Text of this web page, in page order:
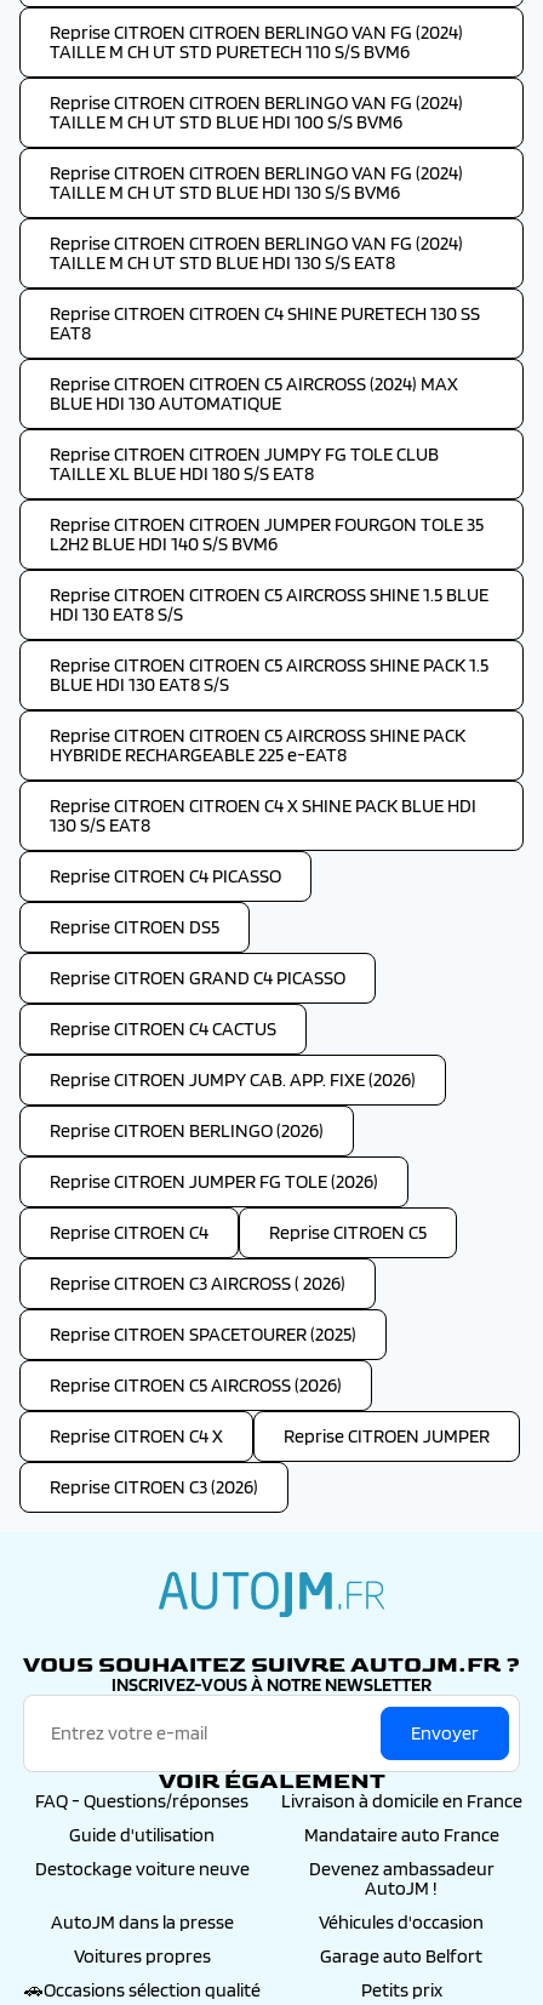
Reprise CITROEN CITROEN BERLINGO VAN FG (2024)
TAILLE M CH UT STD PURETECH 110 S/S BVM6
Reprise CITROEN CITROEN BERLINGO VAN FG (2024)
TAILLE M CH UT STD BLUE HDI 100 S/S BVM6
Reprise CITROEN CITROEN BERLINGO VAN FG (2024)
TAILLE M CH UT STD BLUE HDI 130 S/S BVM6
Reprise CITROEN CITROEN BERLINGO VAN FG (2024)
TAILLE M CH UT STD BLUE HDI 130 S/S EAT8
Reprise CITROEN CITROEN C4 SHINE PURETECH 130 SS
EAT8
Reprise CITROEN CITROEN C5 AIRCROSS (2024) MAX
BLUE HDI 130 AUTOMATIQUE
Reprise CITROEN CITROEN JUMPY FG TOLE CLUB
TAILLE XL BLUE HDI 180 S/S EAT8
Reprise CITROEN CITROEN JUMPER FOURGON TOLE 35
L2H2 BLUE HDI 140 S/S BVM6
Reprise CITROEN CITROEN C5 AIRCROSS SHINE 1.5 BLUE
HDI 130 EAT8 S/S
Reprise CITROEN CITROEN C5 AIRCROSS SHINE PACK 1.5
BLUE HDI 130 EAT8 S/S
Reprise CITROEN CITROEN C5 AIRCROSS SHINE PACK
HYBRIDE RECHARGEABLE 225 e-EAT8
Reprise CITROEN CITROEN C4 X SHINE PACK BLUE HDI
130 S/S EAT8
Reprise CITROEN C4 PICASSO
Reprise CITROEN DS5
Reprise CITROEN GRAND C4 PICASSO
Reprise CITROEN C4 CACTUS
Reprise CITROEN JUMPY CAB. APP. FIXE (2026)
Reprise CITROEN BERLINGO (2026)
Reprise CITROEN JUMPER FG TOLE (2026)
Reprise CITROEN C4 Reprise CITROEN C5
Reprise CITROEN C3 AIRCROSS ( 2026)
Reprise CITROEN SPACETOURER (2025)
Reprise CITROEN C5 AIRCROSS (2026)
Reprise CITROEN C4 X Reprise CITROEN JUMPER
Reprise CITROEN C3 (2026)
VOUS SOUHAITEZ SUIVRE AUTOJM.FR ?
INSCRIVEZ-VOUS À NOTRE NEWSLETTER
Envoyer
VOIR ÉGALEMENT
FAQ - Questions/réponses
Livraison à domicile en France
Guide d'utilisation
Mandataire auto France
Destockage voiture neuve
Devenez ambassadeur
AutoJM !
AutoJM dans la presse
Véhicules d'occasion
Voitures propres
Garage auto Belfort
🚗Occasions sélection qualité
Petits prix